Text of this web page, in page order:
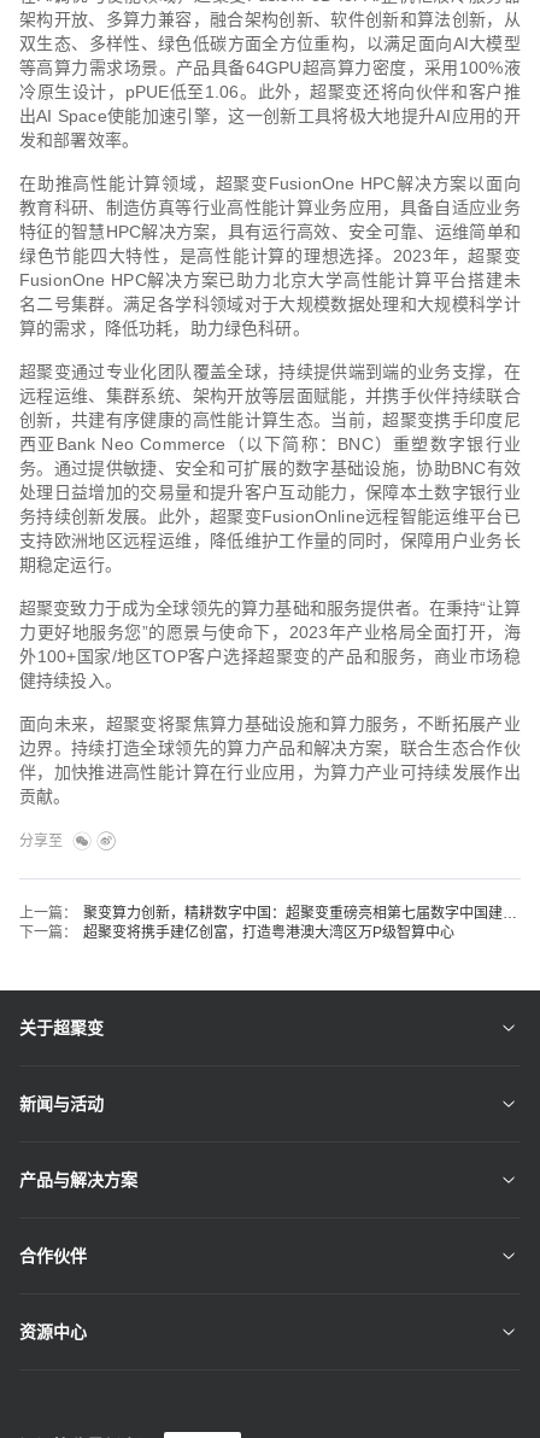
架构开放、多算力兼容，融合架构创新、软件创新和算法创新，从
双生态、多样性、绿色低碳方面全方位重构，以满足面向AI大模型
等高算力需求场景。产品具备64GPU超高算力密度，采用100%液
冷原生设计，pPUE低至1.06。此外，超聚变还将向伙伴和客户推
出AI Space使能加速引擎，这一创新工具将极大地提升AI应用的开
发和部署效率。
在助推高性能计算领域，超聚变FusionOne HPC解决方案以面向
教育科研、制造仿真等行业高性能计算业务应用，具备自适应业务
特征的智慧HPC解决方案，具有运行高效、安全可靠、运维简单和
绿色节能四大特性，是高性能计算的理想选择。2023年，超聚变
FusionOne HPC解决方案已助力北京大学高性能计算平台搭建未
名二号集群。满足各学科领域对于大规模数据处理和大规模科学计
算的需求，降低功耗，助力绿色科研。
超聚变通过专业化团队覆盖全球，持续提供端到端的业务支撑，在
远程运维、集群系统、架构开放等层面赋能，并携手伙伴持续联合
创新，共建有序健康的高性能计算生态。当前，超聚变携手印度尼
西亚Bank Neo Commerce（以下简称：BNC）重塑数字银行业
务。通过提供敏捷、安全和可扩展的数字基础设施，协助BNC有效
处理日益增加的交易量和提升客户互动能力，保障本土数字银行业
务持续创新发展。此外，超聚变FusionOnline远程智能运维平台已
支持欧洲地区远程运维，降低维护工作量的同时，保障用户业务长
期稳定运行。
超聚变致力于成为全球领先的算力基础和服务提供者。在秉持“让算
力更好地服务您”的愿景与使命下，2023年产业格局全面打开，海
外100+国家/地区TOP客户选择超聚变的产品和服务，商业市场稳
健持续投入。
面向未来，超聚变将聚焦算力基础设施和算力服务，不断拓展产业
边界。持续打造全球领先的算力产品和解决方案，联合生态合作伙
伴，加快推进高性能计算在行业应用，为算力产业可持续发展作出
贡献。
分享至
上一篇：
聚变算力创新，精耕数字中国：超聚变重磅亮相第七届数字中国建设峰会
下一篇：
超聚变将携手建亿创富，打造粤港澳大湾区万P级智算中心
关于超聚变
新闻与活动
产品与解决方案
合作伙伴
资源中心